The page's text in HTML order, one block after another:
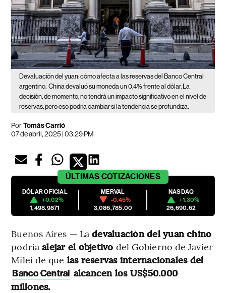
Devaluación del yuan: cómo afecta a las reservas del Banco Central
argentino. China devaluó su moneda un 0,4% frente al dólar. La
decisión, de momento, no tendrá un impacto significativo en el nivel de
reservas, pero eso podría cambiar si la tendencia se profundiza.
PorTomás Carrió
07 de abril, 2025 | 03:29 PM
ÚLTIMAS COTIZACIONES
DÓLAR OFICIAL
+0.02%
1,498.9871
MERVAL
-0.45%
3,086,785.00
NASDAQ
+1.30%
26,690.62
Buenos Aires — Ladevaluación del yuan chino
podría alejar el objetivo del Gobierno de Javier
Milei de que las reservas internacionales del
Banco Central alcancen los US$50.000
millones.